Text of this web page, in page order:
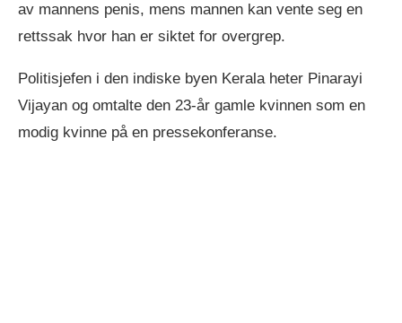
av mannens penis, mens mannen kan vente seg en
rettssak hvor han er siktet for overgrep.
Politisjefen i den indiske byen Kerala heter Pinarayi
Vijayan og omtalte den 23-år gamle kvinnen som en
modig kvinne på en pressekonferanse.